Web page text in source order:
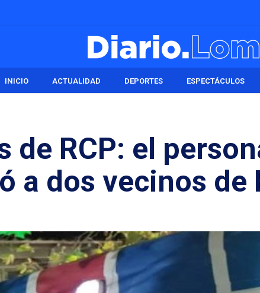
INICIO ACTUALIDAD DEPORTES ESPECTÁCULOS
de RCP: el
a dos vecinos de